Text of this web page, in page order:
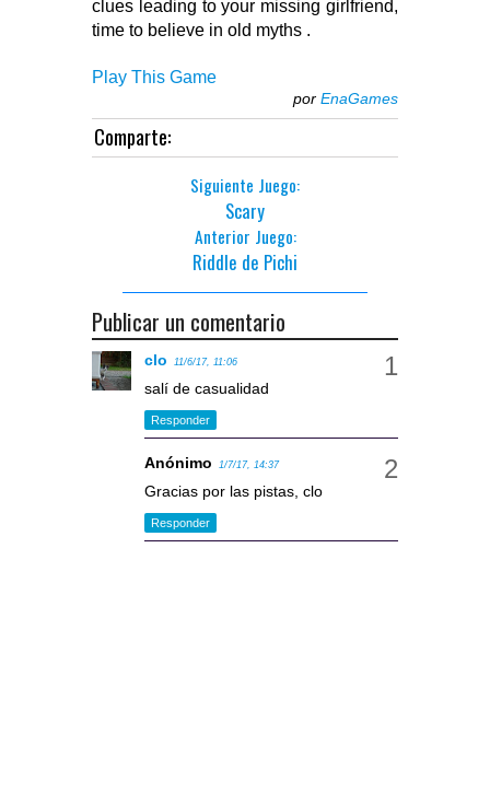
clues leading to your missing girlfriend,
time to believe in old myths .
Play This Game
por EnaGames
Comparte:
Siguiente Juego:
Scary
Anterior Juego:
Riddle de Pichi
Publicar un comentario
clo 11/6/17, 11:06
salí de casualidad
Responder
Anónimo 1/7/17, 14:37
Gracias por las pistas, clo
Responder